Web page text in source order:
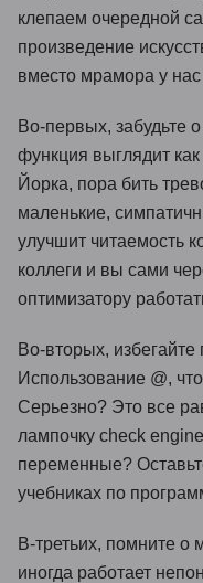
клепаем очередной
произведение
вместо мрамора у
Во-первых, забудьте
функция выглядит
Йорка, пора бить
маленькие,
улучшит читаемость
коллеги и вы сами
оптимизатору
Во-вторых, избегайте
Использование @,
Серьезно? Это все
лампочку check
переменные?
учебниках по
В-третьих, помните о
иногда работает